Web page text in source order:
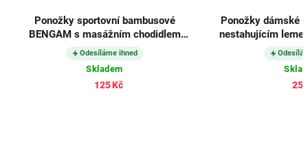
Ponožky sportovní bambusové
BENGAM s masážním chodidlem
BÉŽOVÉ
Odesíláme ihned
Skladem
125 Kč
Ponožky dámské
nestahujícím